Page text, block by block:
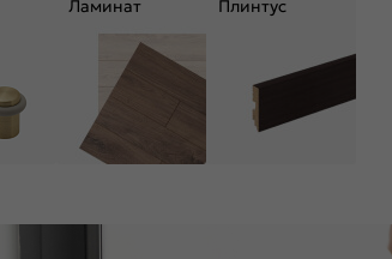
Ламинат Плинтус